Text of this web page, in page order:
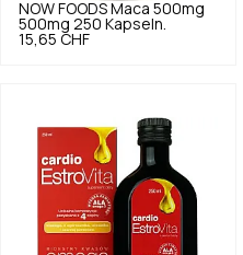
NOW FOODS Maca 500mg
500mg 250 Kapseln.
15,65 CHF